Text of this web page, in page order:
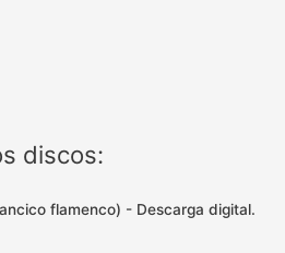
discos:
flamenco) - Descarga digital.